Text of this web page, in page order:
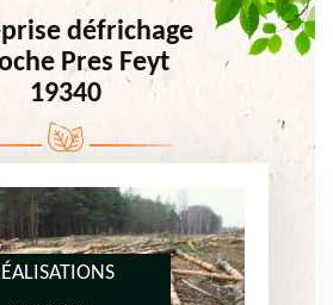
défrichage
Pres Feyt
19340